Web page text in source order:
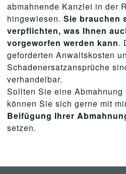
abmahnende Kanzlei in der
hingewiesen. Sie brauchen
verpflichten, was Ihnen
vorgeworfen werden kann.
geforderten Anwaltskosten
Schadenersatzansprüche
verhandelbar.
Sollten Sie eine Abmahnung
können Sie sich gerne mit
Beifügung Ihrer
setzen.